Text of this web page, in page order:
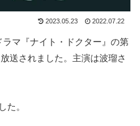
2023.05.23 2022.07.22
マ『ナイト・ドクター』の第
送されました。主演は波瑠さ
た。